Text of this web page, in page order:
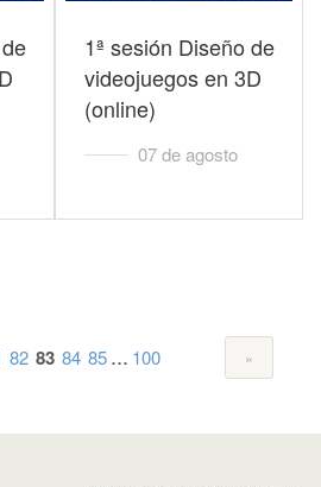
1ª sesión Diseño de
videojuegos en 3D
(online)
07 de agosto
82 83 84 85... 100